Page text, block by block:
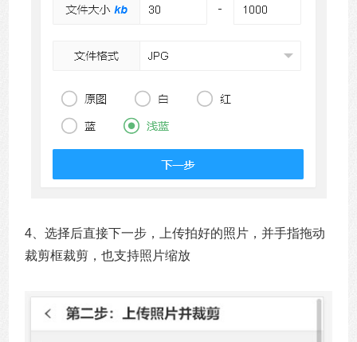
4、选择后直接下一步，上传拍好的照片，并手指拖动
裁剪框裁剪，也支持照片缩放